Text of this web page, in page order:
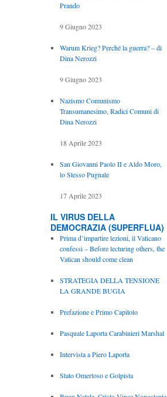
Prando
9 Giugno 2023
Warum Krieg? Perché la guerra? – di
Dina Nerozzi
9 Giugno 2023
Nazismo Comunismo
Transumanesimo, Radici Comuni di
Dina Nerozzi
18 Aprile 2023
San Giovanni Paolo II e Aldo Moro,
lo Stesso Pugnale
17 Aprile 2023
IL VIRUS DELLA
DEMOCRAZIA (SUPERFLUA)
Prima d’impartire lezioni, il Vaticano
confessi – Before lecturing others, the
Vatican should come clean
STRATEGIA DELLA TENSIONE
LA GRANDE BUGIA
Prefazione e Primo Capitolo
Pasquale Laporta Carabinieri Marshal
Intervista a Piero Laporta
Stato Omertoso e Golpista